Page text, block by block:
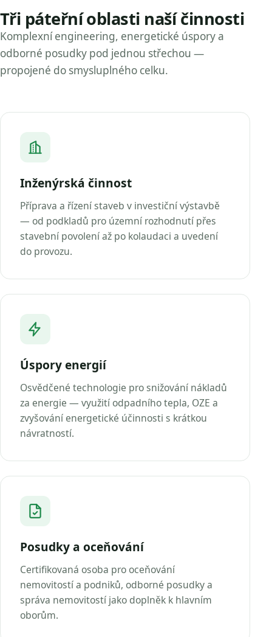
Tři páteřní oblasti naší činnosti
Komplexní engineering, energetické úspory a
odborné posudky pod jednou střechou —
propojené do smysluplného celku.
Inženýrská činnost
Příprava a řízení staveb v investiční výstavbě
— od podkladů pro územní rozhodnutí přes
stavební povolení až po kolaudaci a uvedení
do provozu.
Úspory energií
Osvědčené technologie pro snižování nákladů
za energie — využití odpadního tepla, OZE a
zvyšování energetické účinnosti s krátkou
návratností.
Posudky a oceňování
Certifikovaná osoba pro oceňování
nemovitostí a podniků, odborné posudky a
správa nemovitostí jako doplněk k hlavním
oborům.